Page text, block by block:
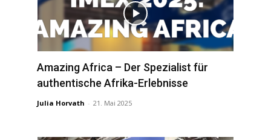
Amazing Africa – Der Spezialist für
authentische Afrika-Erlebnisse
Julia Horvath - 21. Mai 2025